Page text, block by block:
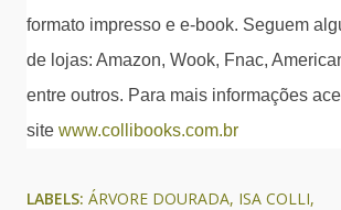
formato impresso e e-book. Seguem
de lojas: Amazon, Wook, Fnac,
entre outros. Para mais informações
site www.collibooks.com.br
LABELS: ÁRVORE DOURADA ISA COLLI